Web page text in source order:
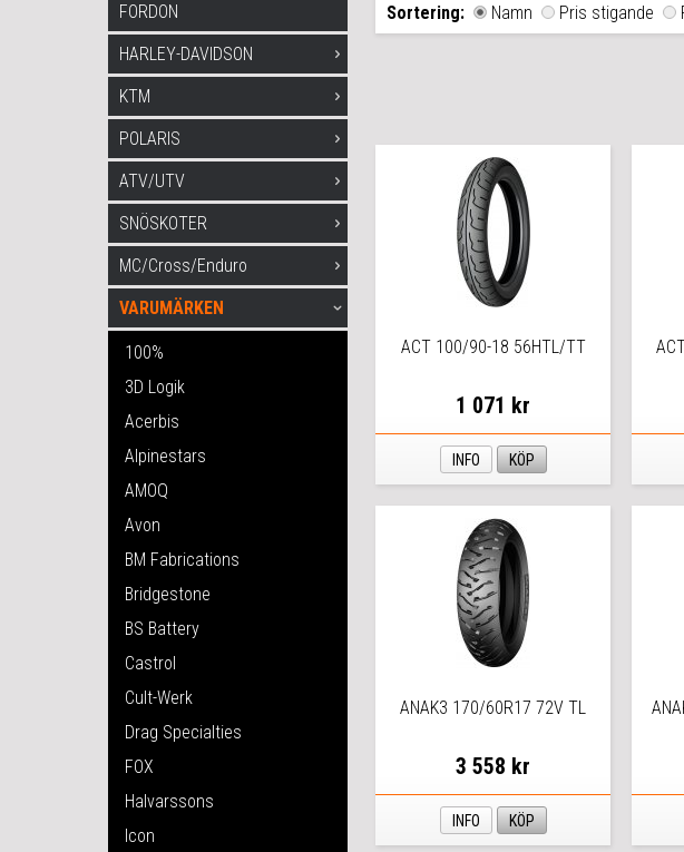
FORDON
HARLEY-DAVIDSON
KTM
POLARIS
ATV/UTV
SNÖSKOTER
MC/Cross/Enduro
VARUMÄRKEN
100%
3D Logik
Acerbis
Alpinestars
AMOQ
Avon
BM Fabrications
Bridgestone
BS Battery
Castrol
Cult-Werk
Drag Specialties
FOX
Halvarssons
Icon
Sortering: Namn Pris stigande
ACT 100/90-18 56HTL/TT
1 071 kr
INFO KÖP
ANAK3 170/60R17 72V TL
3 558 kr
INFO KÖP